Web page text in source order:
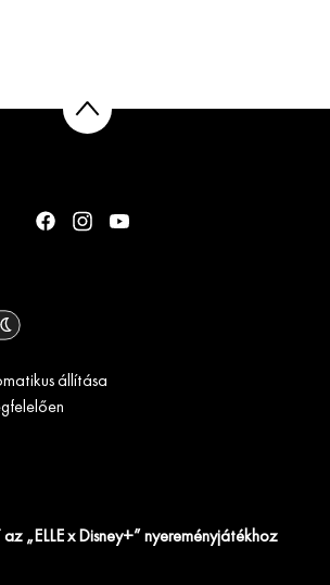
állítása
„ELLE x Disney+” nyereményjátékhoz